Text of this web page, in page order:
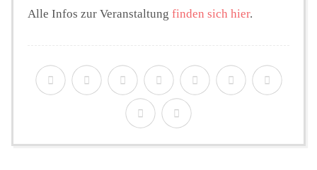
Alle Infos zur Veranstaltung finden sich hier.